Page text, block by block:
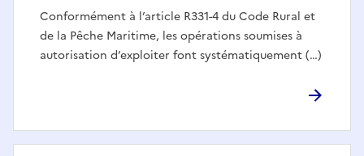
Conformément à l’article R331-4 du Code Rural et
de la Pêche Maritime, les opérations soumises à
autorisation d’exploiter font systématiquement (…)